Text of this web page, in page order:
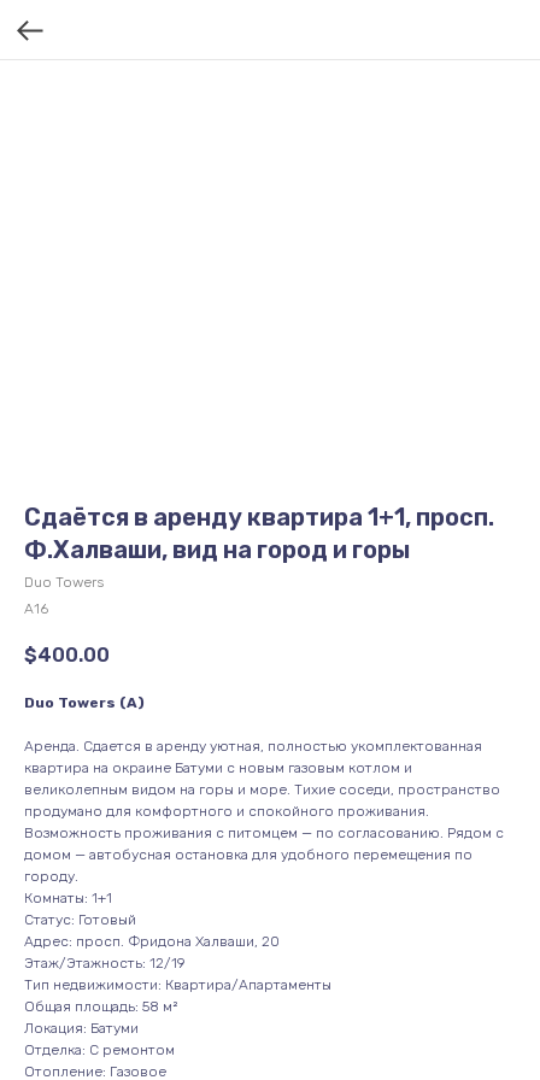
Сдаётся в аренду квартира 1+1, просп.
Ф.Халваши, вид на город и горы
Duo Towers
А16
$400.00
Duo Towers (А)
Аренда. Сдается в аренду уютная, полностью укомплектованная
квартира на окраине Батуми с новым газовым котлом и
великолепным видом на горы и море. Тихие соседи, пространство
продумано для комфортного и спокойного проживания.
Возможность проживания с питомцем — по согласованию. Рядом с
домом — автобусная остановка для удобного перемещения по
городу.
Комнаты: 1+1
Статус: Готовый
Адрес: просп. Фридона Халваши, 20
Этаж/Этажность: 12/19
Тип недвижимости: Квартира/Апартаменты
Общая площадь: 58 м²
Локация: Батуми
Отделка: С ремонтом
Отопление: Газовое